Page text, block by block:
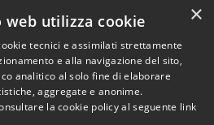
Copyright © 2026 • Comune di
Faleria • Powered by
×
web utilizza cookie
tecnici e assimilati strettamente
e alla navigazione del sito,
analitico al solo fine di elaborare
aggregate e anonime.
la cookie policy al seguente link